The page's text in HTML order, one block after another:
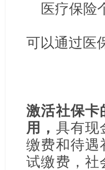
医疗保险
可以通过医
激活社保卡
用， 具有现
缴费和待遇
试缴费，社